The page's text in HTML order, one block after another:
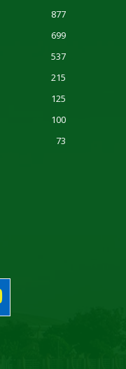
877
699
537
215
125
100
73